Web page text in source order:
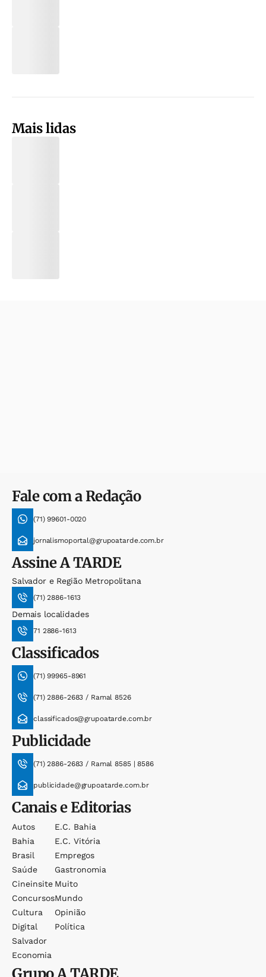
Mais lidas
Fale com a Redação
(71) 99601-0020
jornalismoportal@grupoatarde.com.br
AssineA TARDE
Salvador e Região Metropolitana
(71) 2886-1613
Demais localidades
71 2886-1613
Classificados
(71) 99965-8961
(71) 2886-2683 / Ramal 8526
classificados@grupoatarde.com.br
Publicidade
(71) 2886-2683 / Ramal 8585 | 8586
publicidade@grupoatarde.com.br
Canais e Editorias
Autos
Bahia
Brasil
Saúde
Cineinsite
Concursos
Cultura
Digital
Salvador
Economia
E.c. Bahia
E.c. Vitória
Empregos
Gastronomia
Muito
Mundo
Opinião
Política